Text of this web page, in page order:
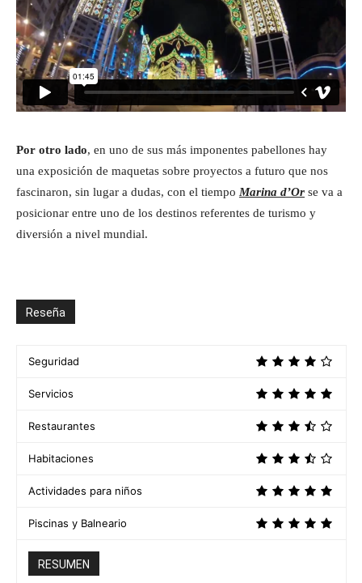
Por otro lado, en uno de sus más imponentes pabellones hay
una exposición de maquetas sobre proyectos a futuro que nos
fascinaron, sin lugar a dudas, con el tiempo Marina d’Or se va a
posicionar entre uno de los destinos referentes de turismo y
diversión a nivel mundial.
Reseña
Seguridad
Servicios
Restaurantes
Habitaciones
Actividades para niños
Piscinas y Balneario
RESUMEN